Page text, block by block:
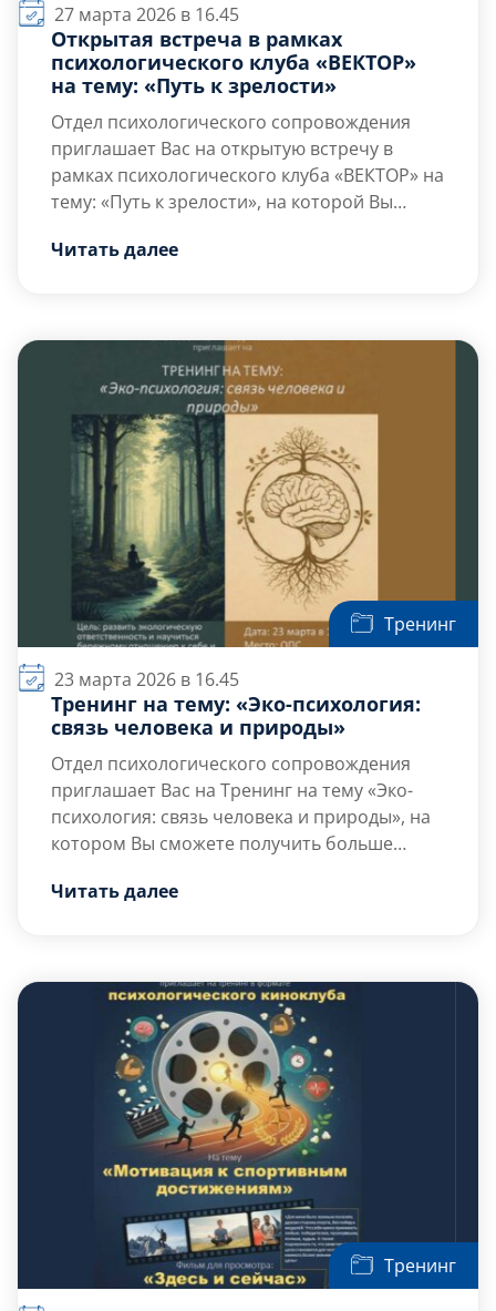
27 марта 2026 в 16.45
Открытая встреча в рамках
психологического клуба «ВЕКТОР»
на тему: «Путь к зрелости»
Отдел психологического сопровождения
приглашает Вас на открытую встречу в
рамках психологического клуба «ВЕКТОР» на
тему: «Путь к зрелости», на которой Вы
распознавать признаки эмоциональной
психологического киноклуба, где искусство
Читать далее
Тренинг
23 марта 2026 в 16.45
Тренинг на тему: «Эко-психология:
связь человека и природы»
Отдел психологического сопровождения
приглашает Вас на Тренинг на тему «Эко-
психология: связь человека и природы», на
котором Вы сможете получить больше
психологические механизмы стоят за
дублируется в отношениях с самим собой и
другими людьми.
ответственности через осознание […]
Читать далее
Тренинг